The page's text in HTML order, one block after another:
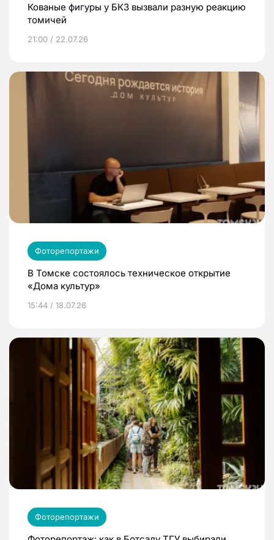
Кованые фигуры у БКЗ вызвали разную реакцию
томичей
21:00 / 22.07.26
Фоторепортажи
В Томске состоялось техническое открытие
«Дома культур»
15:44 / 18.07.26
Фоторепортажи